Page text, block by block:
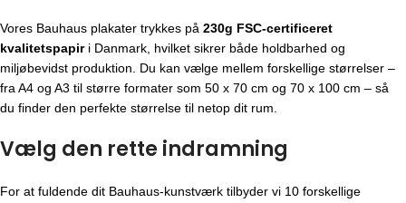
Vores Bauhaus plakater trykkes på 230g FSC-certificeret
kvalitetspapiri Danmark, hvilket sikrer både holdbarhed og
miljøbevidst produktion. Du kan vælge mellem forskellige størrelser –
fra A4 og A3 til større formater som 50 x 70 cm og 70 x 100 cm – så
du finder den perfekte størrelse til netop dit rum.
Vælg den rette indramning
For at fuldende dit Bauhaus-kunstværk tilbyder vi 10 forskellige